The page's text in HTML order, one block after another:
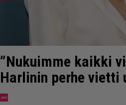
”Nukuimme kaikki
Harlinin perhe vietti